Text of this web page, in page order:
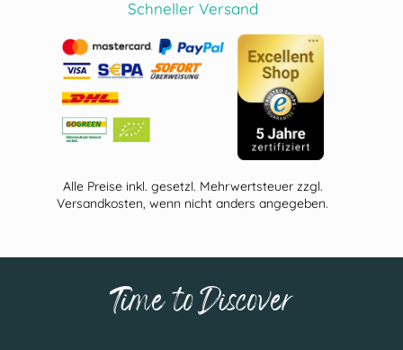
Schneller Versand
Alle Preise inkl. gesetzl. Mehrwertsteuer zzgl.
Versandkosten, wenn nicht anders angegeben.
Time to Discover